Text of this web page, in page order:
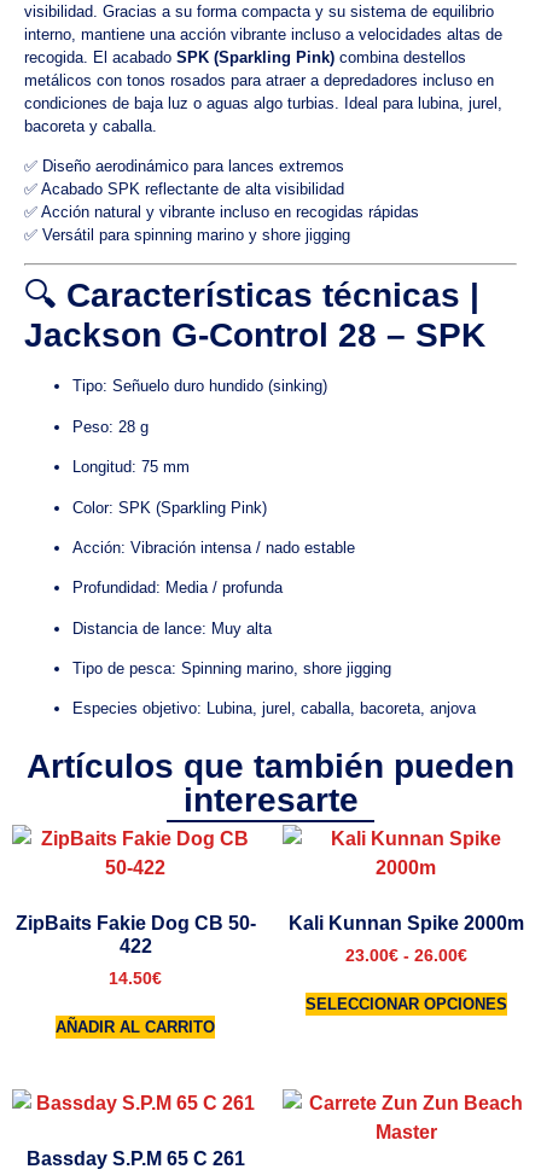
visibilidad. Gracias a su forma compacta y su sistema de equilibrio
interno, mantiene una acción vibrante incluso a velocidades altas de
recogida. El acabado SPK (Sparkling Pink) combina destellos
metálicos con tonos rosados para atraer a depredadores incluso en
condiciones de baja luz o aguas algo turbias. Ideal para lubina, jurel,
bacoreta y caballa.
✅ Diseño aerodinámico para lances extremos
✅ Acabado SPK reflectante de alta visibilidad
✅ Acción natural y vibrante incluso en recogidas rápidas
✅ Versátil para spinning marino y shore jigging
🔍 Características técnicas |
Jackson G-Control 28 – SPK
Tipo: Señuelo duro hundido (sinking)
Peso: 28 g
Longitud: 75 mm
Color: SPK (Sparkling Pink)
Acción: Vibración intensa / nado estable
Profundidad: Media / profunda
Distancia de lance: Muy alta
Tipo de pesca: Spinning marino, shore jigging
Especies objetivo: Lubina, jurel, caballa, bacoreta, anjova
Artículos que también pueden
interesarte
ZipBaits Fakie Dog CB 50-
422
14.50€
AÑADIR AL CARRITO
Kali Kunnan Spike 2000m
23.00€ - 26.00€
SELECCIONAR OPCIONES
Bassday S.P.M 65 C 261